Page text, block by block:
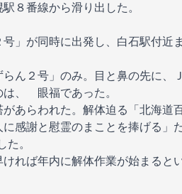
８番線から滑り出した。
」が同時に出発し、白石駅付近
ん２号」のみ。目と鼻の先に、
は、 眼福であった。
あらわれた。解体迫る「北海道
感謝と慰霊のまことを捧げる」
。
れば年内に解体作業が始まると